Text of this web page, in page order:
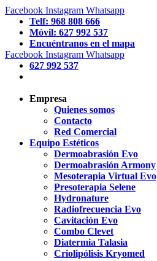
Facebook Instagram Whatsapp
Telf: 968 808 666
Móvil: 627 992 537
Encuéntranos en el mapa
Facebook Instagram Whatsapp
627 992 537
Empresa
Quienes somos
Contacto
Red Comercial
Equipo Estéticos
Dermoabrasión Evo
Dermoabrasión Armony
Mesoterapia Virtual Evo
Presoterapia Selene
Hydronature
Radiofrecuencia Evo
Cavitación Evo
Combo Clevet
Diatermia Talasia
Criolipólisis Kryomed